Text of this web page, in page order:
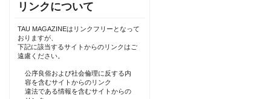
リンクについて
TAU MAGAZINEはリンクフリーとなって
おりますが、
下記に該当するサイトからのリンクはご
遠慮ください。
公序良俗および社会倫理に反する内
容を含むサイトからのリンク
違法である情報を含むサイトからの